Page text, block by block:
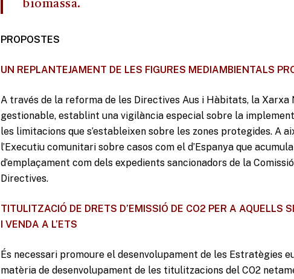
biomassa.
PROPOSTES
UN REPLANTEJAMENT DE LES FIGURES MEDIAMBIENTALS
A través de la reforma de les Directives Aus i Hàbitats, la
gestionable, establint una vigilància especial sobre la
les limitacions que s’estableixen sobre les zones protegides. A
l’Executiu comunitari sobre casos com el d’Espanya que
d’emplaçament com dels expedients sancionadors de la
Directives.
TITULITZACIÓ DE DRETS D’EMISSIÓ DE CO2 PER A AQUELLS
I VENDA A L’ETS
És necessari promoure el desenvolupament de les Estratègies
matèria de desenvolupament de les titulitzacions del CO2